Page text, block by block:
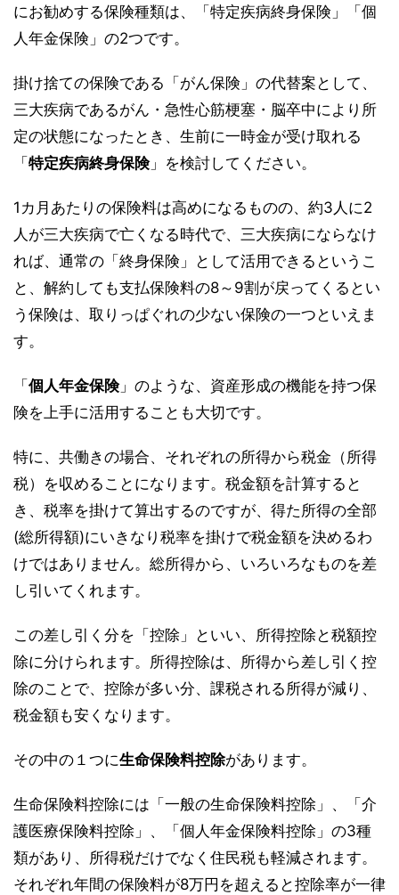
にお勧めする保険種類は、「特定疾病終身保険」「個
人年金保険」の2つです。
掛け捨ての保険である「がん保険」の代替案として、
三大疾病であるがん・急性心筋梗塞・脳卒中により所
定の状態になったとき、生前に一時金が受け取れる
「特定疾病終身保険」を検討してください。
1カ月あたりの保険料は高めになるものの、約3人に2
人が三大疾病で亡くなる時代で、三大疾病にならなけ
れば、通常の「終身保険」として活用できるというこ
と、解約しても支払保険料の8～9割が戻ってくるとい
う保険は、取りっぱぐれの少ない保険の一つといえま
す。
「個人年金保険」のような、資産形成の機能を持つ保
険を上手に活用することも大切です。
特に、共働きの場合、それぞれの所得から税金（所得
税）を収めることになります。税金額を計算すると
き、税率を掛けて算出するのですが、得た所得の全部
(総所得額)にいきなり税率を掛けで税金額を決めるわ
けではありません。総所得から、いろいろなものを差
し引いてくれます。
この差し引く分を「控除」といい、所得控除と税額控
除に分けられます。所得控除は、所得から差し引く控
除のことで、控除が多い分、課税される所得が減り、
税金額も安くなります。
その中の１つに生命保険料控除があります。
生命保険料控除には「一般の生命保険料控除」、「介
護医療保険料控除」、「個人年金保険料控除」の3種
類があり、所得税だけでなく住民税も軽減されます。
それぞれ年間の保険料が8万円を超えると控除率が一律